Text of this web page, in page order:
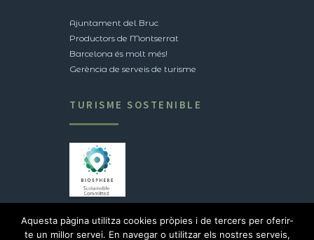
Ajuntament del Bruc
Productors de Montserrat
Barcelona és molt més!
Gerència de serveis de turisme
TURISME SOSTENIBLE
Aquesta pàgina utilitza cookies pròpies i de tercers per oferir-
te un millor servei. En navegar o utilitzar els nostres serveis,